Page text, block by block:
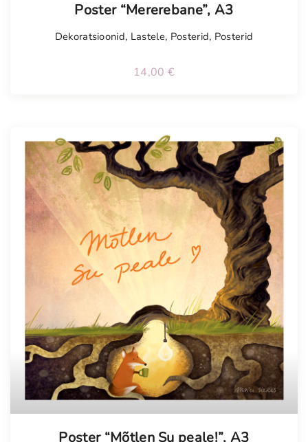
Poster “Mererebane”, A3
Dekoratsioonid, Lastele, Posterid, Posterid
14,00 €
Poster “Mõtlen Su peale!”, A3